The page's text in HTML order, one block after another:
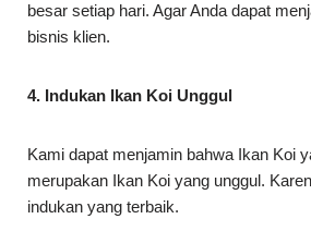
besar setiap hari. Agar Anda dapat
bisnis klien.
4. Indukan Ikan Koi Unggul
Kami dapat menjamin bahwa Ikan Koi
merupakan Ikan Koi yang unggul.
indukan yang terbaik.